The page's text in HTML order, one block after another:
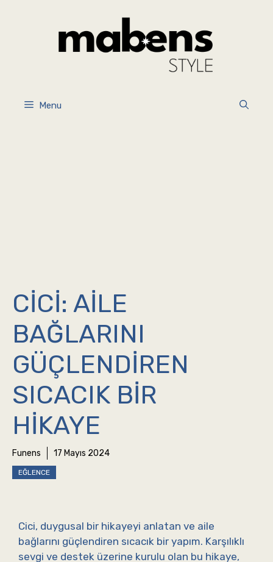
Menu
CICI: AILE
BAĞLARINI
GÜÇLENDIREN
SICACIK BIR
HIKAYE
Funens 17 Mayıs 2024
EĞLENCE
Cici, duygusal bir hikayeyi anlatan ve aile
bağlarını güçlendiren sıcacık bir yapım. Karşılıklı
sevgi ve destek üzerine kurulu olan bu hikaye,